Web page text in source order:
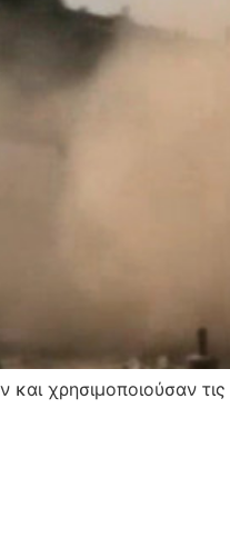
χρησιμοποιούσαν τις